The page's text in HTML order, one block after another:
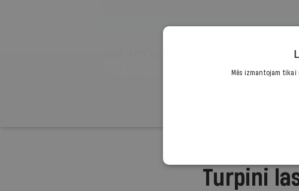
interneta aptauja
1051 respondents vecumā no 18 līdz 65
Turpini
Mēs izmantojam